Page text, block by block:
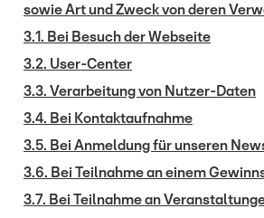
sowie Art und Zweck von deren
3.1. Bei Besuch der Webseite
3.2. User-Center
3.3. Verarbeitung von Nutzer-Daten
3.4. Bei Kontaktaufnahme
3.5. Bei Anmeldung für unseren
3.6. Bei Teilnahme an einem
3.7. Bei Teilnahme an